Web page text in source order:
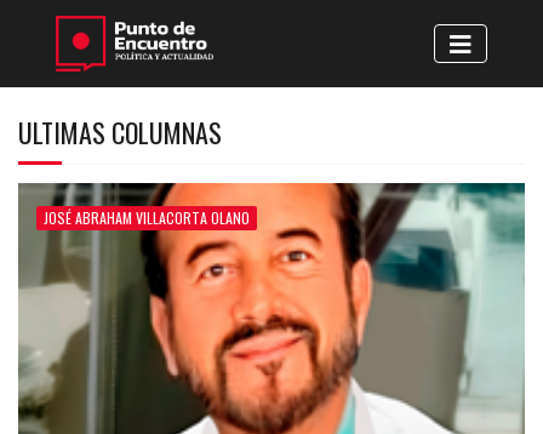
ULTIMAS COLUMNAS
JOSÉ ABRAHAM VILLACORTA OLANO